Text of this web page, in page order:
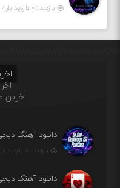
بازدید : ۰ بازدید بار /
اخرین
دانلود آهنگ دیجی
بازدید : ۰ بازدید بار /
دانلود آهنگ